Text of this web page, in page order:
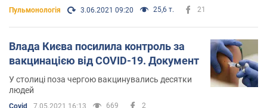
Пульмонологія 3.06.2021 09:20 25,6 т. 21
Влада Києва посилила контроль за
вакцинацією від COVID-19. Документ
У столиці поза чергою вакцинувались десятки
людей
Covid 7.05.2021 16:13 669 2